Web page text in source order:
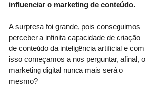
influenciar o marketing de conteúdo.
A surpresa foi grande, pois conseguimos
perceber a infinita capacidade de criação
de conteúdo da inteligência artificial e com
isso começamos a nos perguntar, afinal, o
marketing digital nunca mais será o
mesmo?